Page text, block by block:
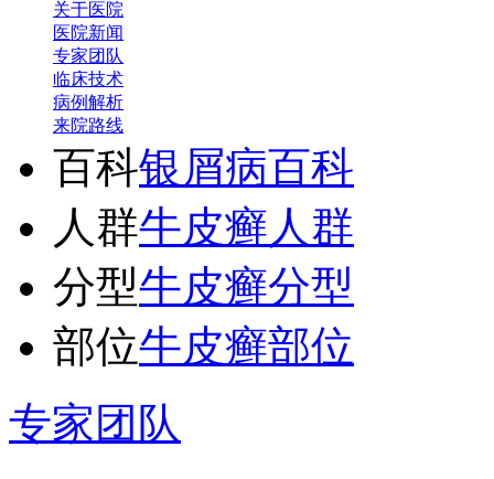
关于医院
医院新闻
专家团队
临床技术
病例解析
来院路线
百科银屑病百科
人群牛皮癣人群
分型牛皮癣分型
部位牛皮癣部位
专家团队
王宝旗 副主任医